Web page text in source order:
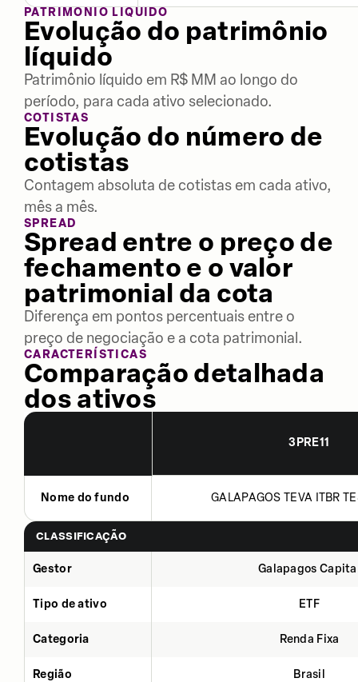
PATRIMÔNIO LÍQUIDO
Evolução do patrimônio
líquido
Patrimônio líquido em R$ MM ao longo do
período, para cada ativo selecionado.
COTISTAS
Evolução do número de
cotistas
Contagem absoluta de cotistas em cada ativo,
mês a mês.
SPREAD
Spread entre o preço de
fechamento e o valor
patrimonial da cota
Diferença em pontos percentuais entre o
preço de negociação e a cota patrimonial.
CARACTERÍSTICAS
Comparação detalhada
dos ativos
3PRE11
Nome do fundo GALAPAGOS TEVA ITBR
CLASSIFICAÇÃO
Gestor Galapagos
Tipo de ativo ETF
Categoria Renda Fixa
Região Brasil